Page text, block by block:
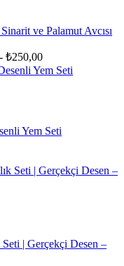
ve Palamut Avcısı
₺250,00
Yem Seti
| Gerçekçi Desen –